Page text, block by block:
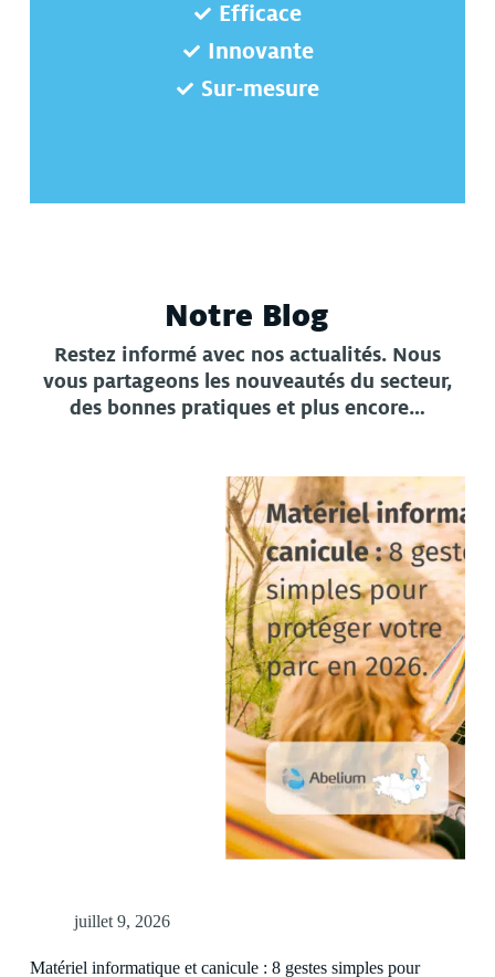
Efficace
Innovante
Sur-mesure
Notre Blog
Restez informé avec nos actualités. Nous
vous partageons les nouveautés du secteur,
des bonnes pratiques et plus encore…
juillet 9, 2026
Matériel informatique et canicule : 8 gestes simples pour